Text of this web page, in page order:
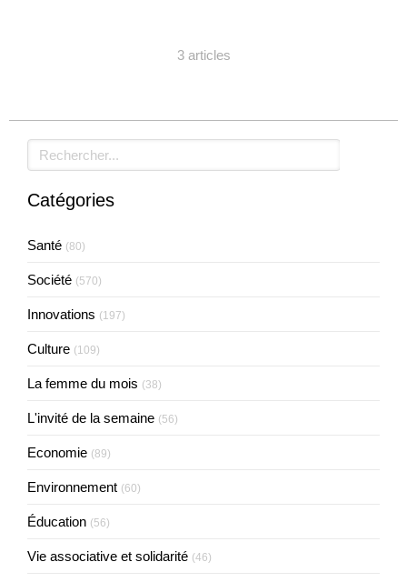
3 articles
Rechercher
Catégories
Santé (80)
Société (570)
Innovations (197)
Culture (109)
La femme du mois (38)
L'invité de la semaine (56)
Economie (89)
Environnement (60)
Éducation (56)
Vie associative et solidarité (46)